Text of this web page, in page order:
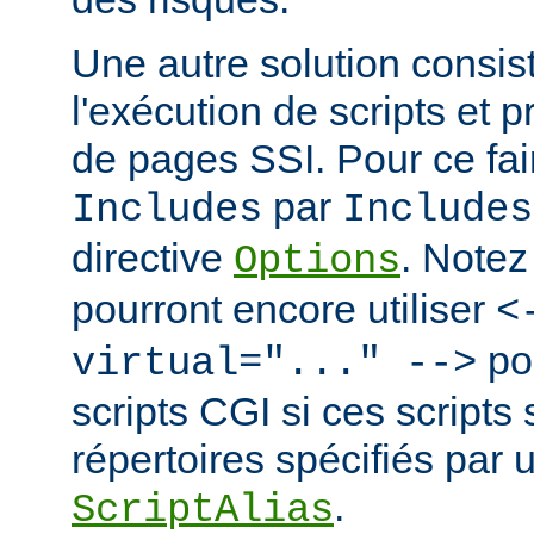
Une autre solution
l'exécution de scripts et
de pages SSI. Pour ce
Includes par
directive Options.
pourront encore utiliser
virtual="..." -->
scripts CGI si ces scripts
répertoires spécifiés par
ScriptAlias.